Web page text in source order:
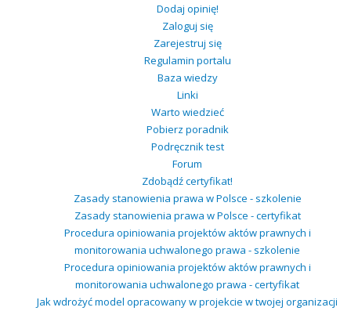
Dodaj opinię!
Zaloguj się
Zarejestruj się
Regulamin portalu
Baza wiedzy
Linki
Warto wiedzieć
Pobierz poradnik
Podręcznik test
Forum
Zdobądź certyfikat!
Zasady stanowienia prawa w Polsce - szkolenie
Zasady stanowienia prawa w Polsce - certyfikat
Procedura opiniowania projektów aktów prawnych i
monitorowania uchwalonego prawa - szkolenie
Procedura opiniowania projektów aktów prawnych i
monitorowania uchwalonego prawa - certyfikat
Jak wdrożyć model opracowany w projekcie w twojej organizacji